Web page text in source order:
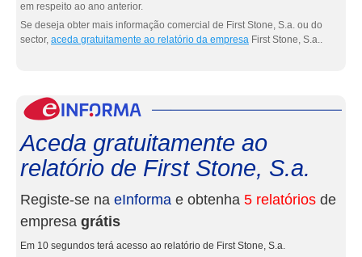
em respeito ao ano anterior.
Se deseja obter mais informação comercial de First Stone, S.a. ou do
sector, aceda gratuitamente ao relatório da empresa First Stone, S.a..
Aceda gratuitamente ao
relatório de First Stone, S.a.
Registe-se na eInforma e obtenha 5 relatórios de
empresa grátis
Em 10 segundos terá acesso ao relatório de First Stone, S.a.